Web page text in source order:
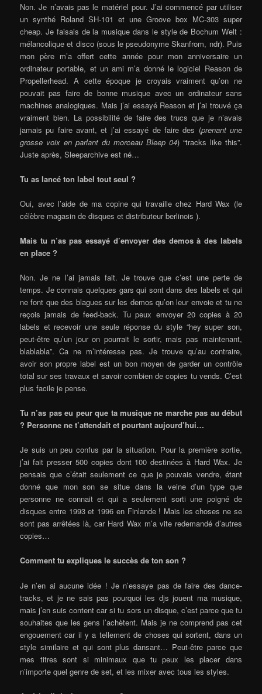
Non. Je n’avais pas le matériel pour. J’ai commencé par utiliser
un synthé Roland SH-101 et une Groove box MC-303 super
cheap. Je faisais de la musique dans le style de Bochum Welt :
mélancolique et disco (sous le pseudonyme Skanfrom, ndr). Puis
mon père m’a offert cette année pour mon anniversaire un
ordinateur portable, et un ami m’a donné le logiciel Reason de
Propellerhead. A cette époque je croyais vraiment qu’on ne
pouvait pas faire de bonne musique avec un ordinateur sans
machines analogiques. Mais j’ai essayé Reason et j’ai trouvé ça
vraiment bien. La possibilité de faire des trucs que je n’avais
jamais pu faire avant, et j’ai essayé de faire des (prenant une
grosse voix en parlant du morceau Bleep 04) “tracks like this”.
Juste après, Sleeparchive est né…
Tu as lancé ton label tout seul ?
Oui, avec l’aide de ma copine qui travaille chez Hard Wax (le
célèbre magasin de disques et distributeur berlinois ).
Mais tu n’as pas essayé d’envoyer des demos à des labels
en place ?
Non. Je ne l’ai jamais fait. Je trouve que c’est une perte de
temps. Je connais quelques gars qui sont dans des labels et qui
ne font que des blagues sur les demos qu’on leur envoie et tu ne
reçois jamais de feed-back. Tu peux envoyer 20 copies à 20
labels et recevoir une seule réponse du style “hey super son,
peut-être qu’un jour on pourrait le sortir, mais pas maintenant,
blablabla”. Ca ne m’intéresse pas. Je trouve qu’au contraire,
avoir son propre label est un bon moyen de garder un contrôle
total sur ses travaux et savoir combien de copies tu vends. C’est
plus facile je pense.
Tu n’as pas eu peur que ta musique ne marche pas au début
? Personne ne t’attendait et pourtant aujourd’hui…
Je suis un peu confus par la situation. Pour la première sortie,
j’ai fait presser 500 copies dont 100 destinées à Hard Wax. Je
pensais que c’était seulement ce que je pouvais vendre, étant
donné que mon son se situe dans la veine d’un type que
personne ne connait et qui a seulement sorti une poigné de
disques entre 1993 et 1996 en Finlande ! Mais les choses ne se
sont pas arrêtées là, car Hard Wax m’a vite redemandé d’autres
copies…
Comment tu expliques le succès de ton son ?
Je n’en ai aucune idée ! Je n’essaye pas de faire des dance-
tracks, et je ne sais pas pourquoi les djs jouent ma musique,
mais j’en suis content car si tu sors un disque, c’est parce que tu
souhaites que les gens l’achètent. Mais je ne comprend pas cet
engouement car il y a tellement de choses qui sortent, dans un
style similaire et qui sont plus dansant… Peut-être parce que
mes titres sont si minimaux que tu peux les placer dans
n’importe quel genre de set, et les mixer avec tous les styles.